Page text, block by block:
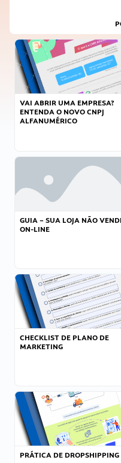
VAI ABRIR UMA EMPRESA?
ENTENDA O NOVO CNPJ
ALFANUMÉRICO
GUIA – SUA LOJA NÃO
ON-LINE
CHECKLIST DE PLANO DE
MARKETING
PRÁTICA DE DROPSHIPPING